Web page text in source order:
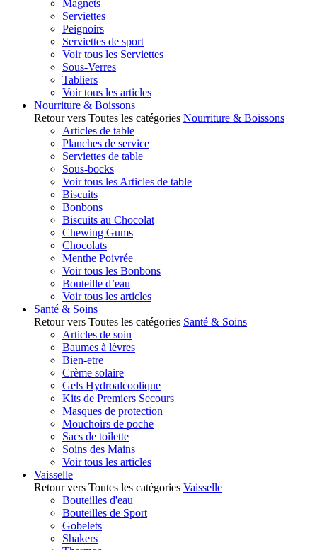
Magnets
Serviettes
Peignoirs
Serviettes de sport
Voir tous les Serviettes
Sous-Verres
Tabliers
Voir tous les articles
Nourriture & Boissons
Retour vers Toutes les catégories Nourriture & Boissons
Articles de table
Planches de service
Serviettes de table
Sous-bocks
Voir tous les Articles de table
Biscuits
Bonbons
Biscuits au Chocolat
Chewing Gums
Chocolats
Menthe Poivrée
Voir tous les Bonbons
Bouteille d’eau
Voir tous les articles
Santé & Soins
Retour vers Toutes les catégories Santé & Soins
Articles de soin
Baumes à lèvres
Bien-etre
Crème solaire
Gels Hydroalcoolique
Kits de Premiers Secours
Masques de protection
Mouchoirs de poche
Sacs de toilette
Soins des Mains
Voir tous les articles
Vaisselle
Retour vers Toutes les catégories Vaisselle
Bouteilles d'eau
Bouteilles de Sport
Gobelets
Shakers